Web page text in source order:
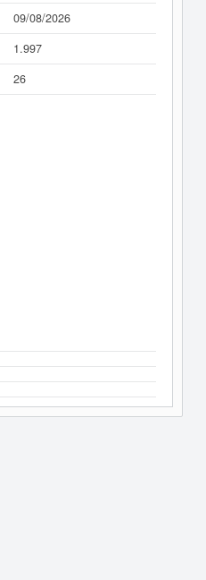
09/08/2026
1.997
26